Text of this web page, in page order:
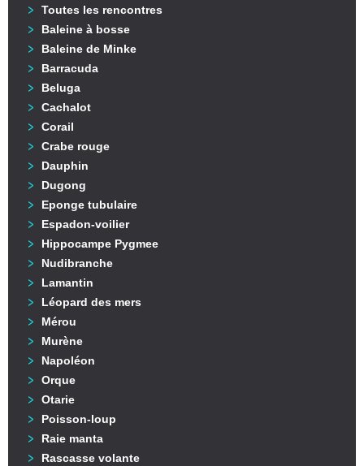
Toutes les rencontres
Baleine à bosse
Baleine de Minke
Barracuda
Beluga
Cachalot
Corail
Crabe rouge
Dauphin
Dugong
Eponge tubulaire
Espadon-voilier
Hippocampe Pygmee
Nudibranche
Lamantin
Léopard des mers
Mérou
Murène
Napoléon
Orque
Otarie
Poisson-loup
Raie manta
Rascasse volante